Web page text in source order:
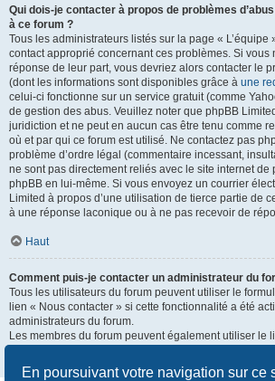
En poursuivant votre navigation sur ce
Qui dois-je contacter à propos de problèmes
à ce forum ?
Tous les administrateurs listés sur la page « L’équipe
contact approprié concernant ces problèmes. Si vous
réponse de leur part, vous devriez alors contacter le
(dont les informations sont disponibles grâce à une
celui-ci fonctionne sur un service gratuit (comme
de gestion des abus. Veuillez noter que phpBB
juridiction et ne peut en aucun cas être tenu comme
où et par qui ce forum est utilisé. Ne contactez pas
problème d’ordre légal (commentaire incessant,
ne sont pas directement reliés avec le site internet de
phpBB en lui-même. Si vous envoyez un courrier
Limited à propos d’une utilisation de tierce partie de
à une réponse laconique ou à ne pas recevoir de
Haut
Comment puis-je contacter un administrateur du
Tous les utilisateurs du forum peuvent utiliser le
lien « Nous contacter » si cette fonctionnalité a été
administrateurs du forum.
Les membres du forum peuvent également utiliser le
Haut